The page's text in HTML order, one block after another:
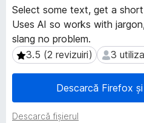
e
p
n
t
u
Select some text, get a
Uses AI so works with
slang no problem.
3.5 (2 revizuiri)
3.5 (2 revizuiri) 3 3
Descarcă Firefox
Descarcă fișierul
t
e
e
x
t
e
s
i